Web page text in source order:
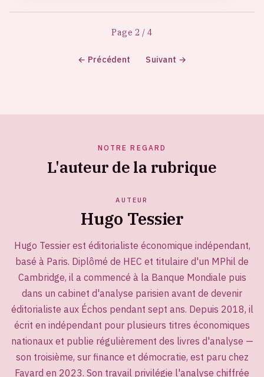
Page 2 / 4
← Précédent Suivant →
NOTRE REGARD
L'auteur de la rubrique
AUTEUR
Hugo Tessier
Hugo Tessier est éditorialiste économique indépendant,
basé à Paris. Diplômé de HEC et titulaire d'un MPhil de
Cambridge, il a commencé à la Banque Mondiale puis
dans un cabinet d'analyse parisien avant de devenir
éditorialiste aux Échos pendant sept ans. Depuis 2018, il
écrit en indépendant pour plusieurs titres économiques
nationaux et publie régulièrement des livres d'analyse —
son troisième, sur finance et démocratie, est paru chez
Fayard en 2023. Son travail privilégie l'analyse chiffrée